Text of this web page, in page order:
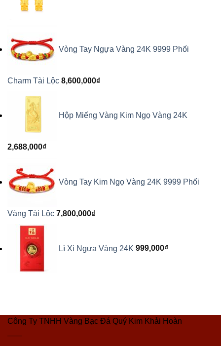
Vòng Tay Ngựa Vàng 24K 9999 Phối
Charm Tài Lộc 8,600,000₫
Hộp Miếng Vàng Kim Ngọ Vàng 24K
2,688,000₫
Vòng Tay Kim Ngọ Vàng 24K 9999 Phối
Vàng Tài Lộc 7,800,000₫
Lì Xì Ngựa Vàng 24K 999,000₫
Công Ty TNHH Vàng Bạc Đá Quý Kim Khải Hoàn